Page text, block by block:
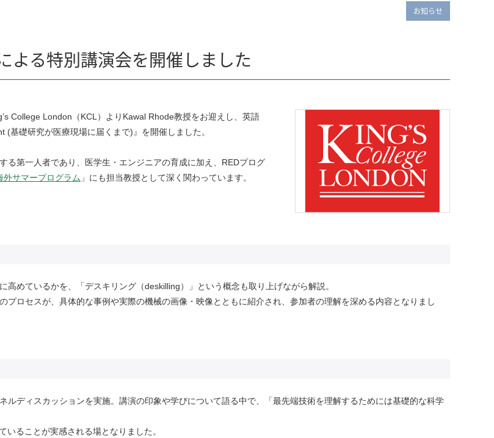
お知らせ
よる特別講演会を開催しました
College London （KCL ）より Kawal Rhode教授をお迎えし、英語
(基礎研究が医療現場に届くまで) 』を開催しました。
る第一人者であり、医学生・エンジニアの育成に加え、 REDプログ
サマープログラム 」に も担当教授として深く関わっています。
高めているかを、「デスキリング（deskilling）」という概念も取り上げながら解説。
ロセスが、具体的な事例や実際の機械の画像・映像とともに紹介され、参加者の理解を深める内容となりまし
ディスカッションを実施。講演の印象や学びについて語る中で、「最先端技術を理解するためには基礎的な科学
ることが実感される場となりました。